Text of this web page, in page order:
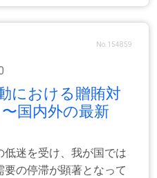
No.154859
における贈賄対
国内外の最新
低迷を受け、我が国では
の停滞が顕著となって